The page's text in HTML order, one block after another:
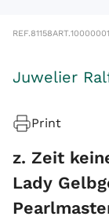
REF.81158ART.
Juwelier
Print
z. Zeit
Lady